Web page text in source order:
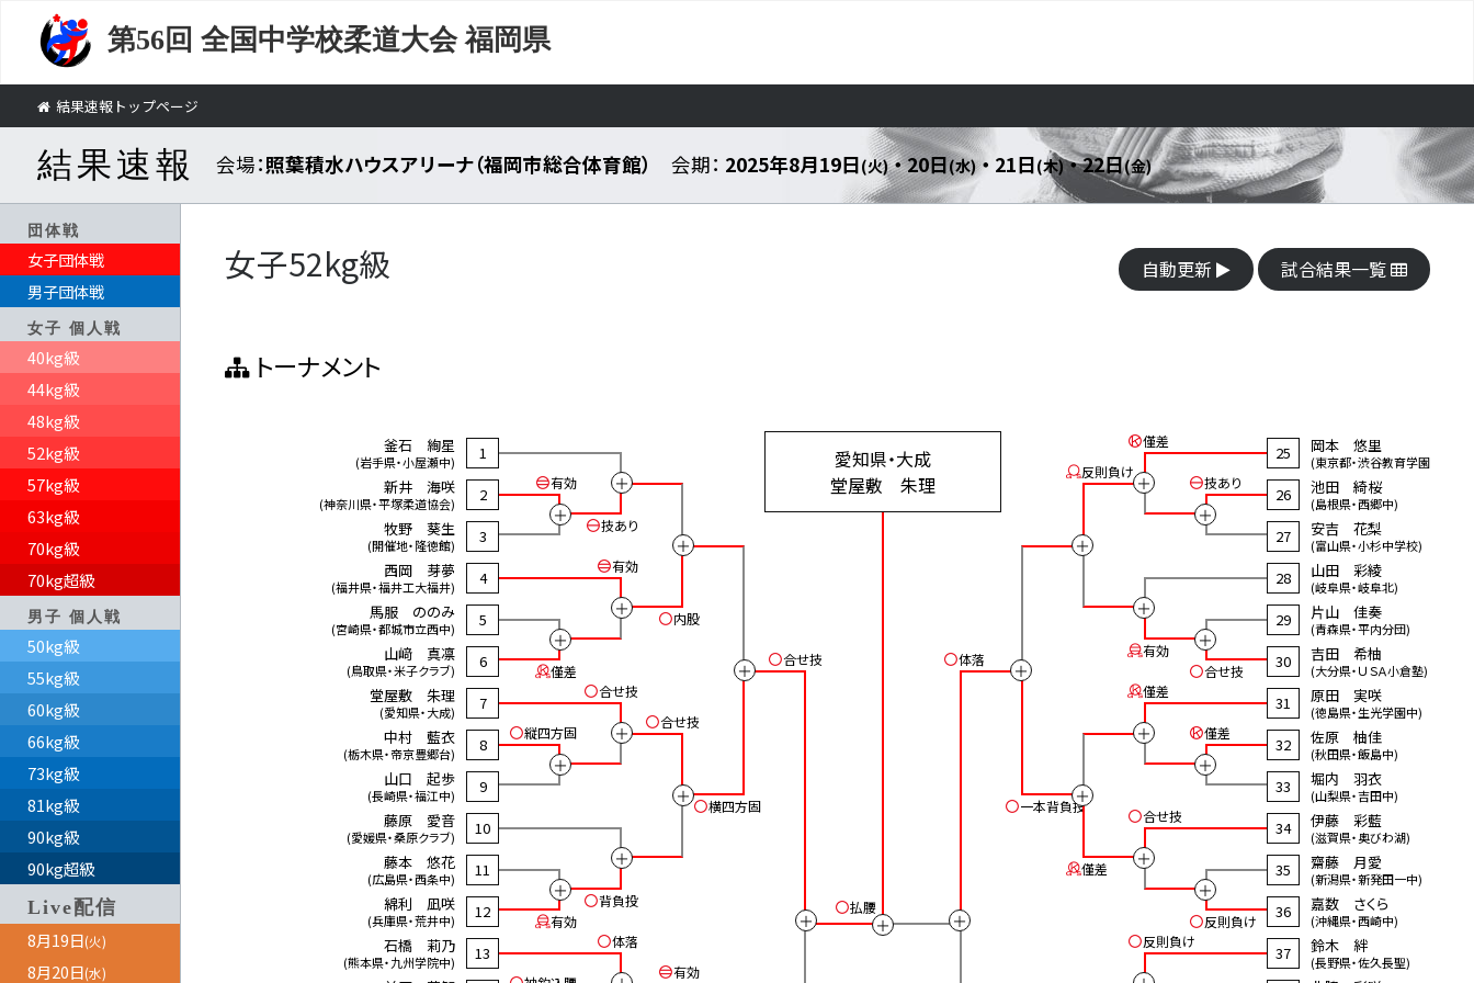
第56回 全国中学校柔道大会 福岡県
結果速報トップページ
結果速報 会場：照葉積水ハウスアリーナ（福岡市総合体育館） 会期： 2025年8月19日(火)・ 20日(水)・ 21日(木)・ 22日(金)
団体戦
女子団体戦
男子団体戦
女子 個人戦
40kg級
44kg級
48kg級
52kg級
57kg級
63kg級
70kg級
70kg超級
男子 個人戦
50kg級
55kg級
60kg級
66kg級
73kg級
81kg級
90kg級
90kg超級
Live配信
8月19日(火)
8月20日(水)
女子52kg級 自動更新 試合結果一覧
トーナメント
1
釜石 絢星
(岩手県・小屋瀬中)
2
新井 海咲
(神奈川県・平塚柔道協会)
3
牧野 葵生
(開催地・隆徳館)
4
西岡 芽夢
(福井県・福井工大福井)
5
馬服 ののみ
(宮崎県・都城市立西中)
6
山﨑 真凛
(鳥取県・米子クラブ)
7
堂屋敷 朱理
(愛知県・大成)
8
中村 藍衣
(栃木県・帝京豊郷台)
9
山口 起歩
(長崎県・福江中)
10
藤原 愛音
(愛媛県・桑原クラブ)
11
藤本 悠花
(広島県・西条中)
12
綿利 凪咲
(兵庫県・荒井中)
13
石橋 莉乃
(熊本県・九州学院中)
有効
＋
僅差
＋
縦四方固
＋
有効
＋
技あり
＋
有効
＋
合せ技
＋
背負投
＋
体落
内股
＋
合せ技
＋
有効
横四方固
＋
合せ技
＋
25 岡本 悠里
(東京都・渋谷教育学園)
26 池田 綺桜
(島根県・西郷中)
27 安吉 花梨
(富山県・小杉中学校)
28 山田 彩綾
(岐阜県・岐阜北)
29 片山 佳奏
(青森県・平内分団)
30 吉田 希柚
(大分県・ＵＳＡ小倉塾)
31 原田 実咲
(徳島県・生光学園中)
32 佐原 柚佳
(秋田県・飯島中)
33 堀内 羽衣
(山梨県・吉田中)
34 伊藤 彩藍
(滋賀県・奥びわ湖)
35 齋藤 月愛
(新潟県・新発田一中)
36 嘉数 さくら
(沖縄県・西崎中)
37 鈴木 絆
(長野県・佐久長聖)
技あり
＋
合せ技
＋
僅差
＋
反則負け
＋
僅差
＋
有効
＋
僅差
＋
合せ技
＋
反則負け
反則負け
＋
僅差
＋
一本背負投
＋
体落
＋
払腰
＋
愛知県・大成
堂屋敷 朱理